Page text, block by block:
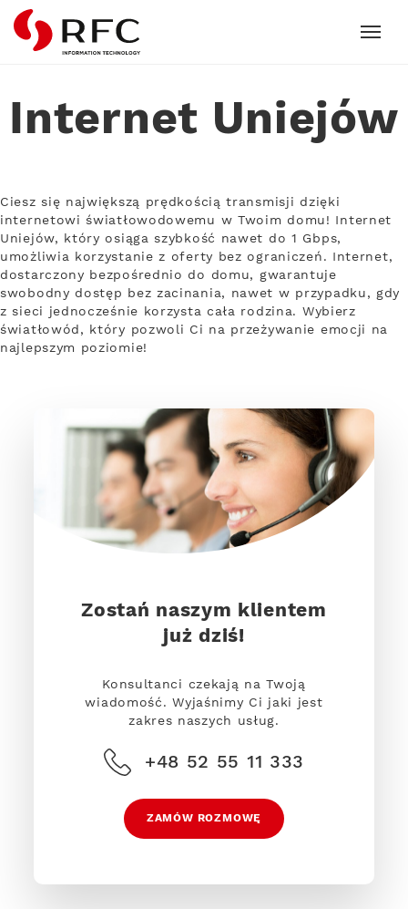
RFC
Internet Uniejów
Ciesz się największą prędkością transmisji dzięki
internetowi światłowodowemu w Twoim domu! Internet
Uniejów, który osiąga szybkość nawet do 1 Gbps,
umożliwia korzystanie z oferty bez ograniczeń. Internet,
dostarczony bezpośrednio do domu, gwarantuje
swobodny dostęp bez zacinania, nawet w przypadku, gdy
z sieci jednocześnie korzysta cała rodzina. Wybierz
światłowód, który pozwoli Ci na przeżywanie emocji na
najlepszym poziomie!
Zostań naszym klientem
już dziś!
Konsultanci czekają na Twoją
wiadomość. Wyjaśnimy Ci jaki jest
zakres naszych usług.
+48 52 55 11 333
ZAMÓW ROZMOWĘ